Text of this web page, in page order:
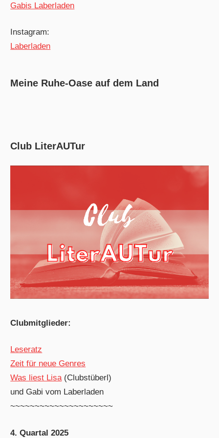
Gabis Laberladen
Instagram:
Laberladen
Meine Ruhe-Oase auf dem Land
Club LiterAUTur
Clubmitglieder:
Leseratz
Zeit für neue Genres
Was liest Lisa(Clubstüberl)
und Gabi vom Laberladen
~~~~~~~~~~~~~~~~~~~~~
4. Quartal 2025